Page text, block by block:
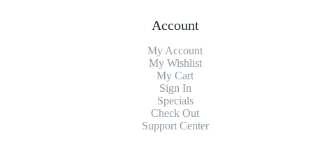
Account
My Account
My Wishlist
My Cart
Sign In
Specials
Check Out
Support Center